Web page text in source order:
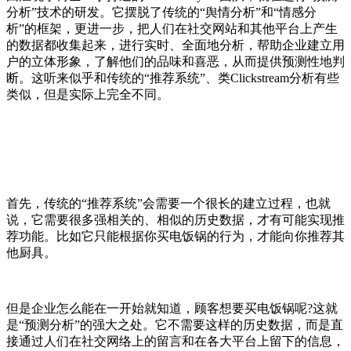
分析”技术的研发。它摆脱了传统的“舆情分析”和“情感分
析”的框架，更进一步，把人们在社交网站和其他平台上产生
的数据都收集起来，进行实时、全面地分析，帮助企业建立用
户的立体形象，了解他们的品味和喜恶，从而提供预测性地判
断。这听来似乎和传统的“推荐系统”、类Clickstream分析有些
类似，但是实际上完全不同。
首先，传统的“推荐系统”会需要一个很长的建立过程，也就
说，它需要很多强相关的、相似的历史数据，才有可能实现推
荐功能。比如它只能根据你买电饭锅的行为，才能向你推荐其
他厨具。
但是企业怎么能在一开始就知道，顾客想要买电饭锅呢?这就
是“预测分析”的强大之处。它不需要这样的历史数据，而是直
接通过人们在社交网络上的留言和在各大平台上留下的信息，